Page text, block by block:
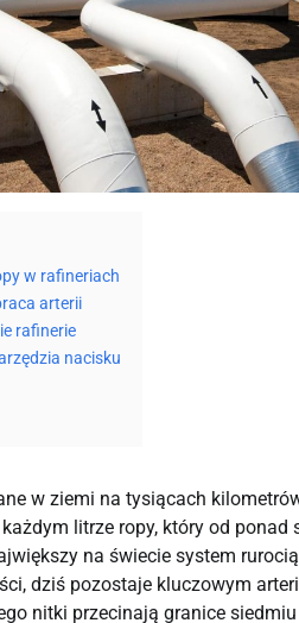
w rafineriach
arterii
rafinerie
nacisku
w ziemi na tysiącach
litrze ropy, który od ponad
na świecie system
dziś pozostaje kluczowym
nitki przecinają granice